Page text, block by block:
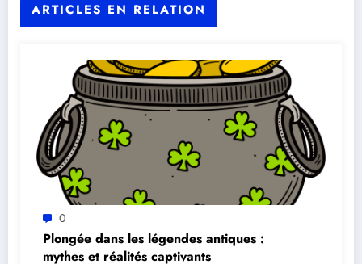
ARTICLES EN RELATION
0
Plongée dans les légendes antiques :
mythes et réalités captivants